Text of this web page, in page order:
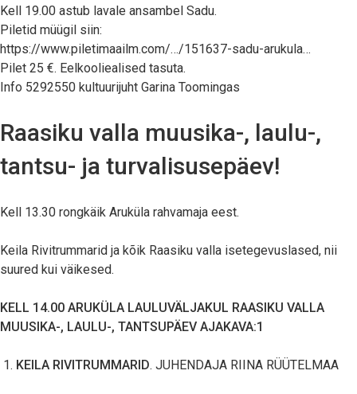
Kell 19.00 astub lavale ansambel Sadu.
Piletid müügil siin:
https://www.piletimaailm.com/…/151637-sadu-arukula…
Pilet 25 €. Eelkooliealised tasuta.
Info 5292550 kultuurijuht Garina Toomingas
Raasiku valla muusika-, laulu-,
tantsu- ja turvalisusepäev!
Kell 13.30 rongkäik Aruküla rahvamaja eest.
Keila Rivitrummarid ja kõik Raasiku valla isetegevuslased, nii
suured kui väikesed.
KELL 14.00 ARUKÜLA LAULUVÄLJAKUL RAASIKU VALLA
MUUSIKA-, LAULU-, TANTSUPÄEV AJAKAVA:1
KEILA RIVITRUMMARID. JUHENDAJA RIINA RÜÜTELMAA